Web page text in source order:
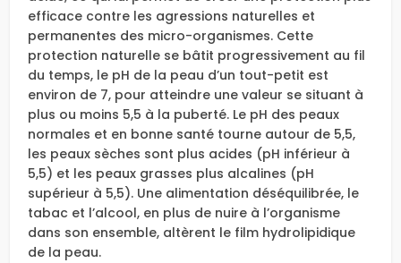
efficace contre les agressions naturelles et
permanentes des micro-organismes. Cette
protection naturelle se bâtit progressivement au fil
du temps, le pH de la peau d’un tout-petit est
environ de 7, pour atteindre une valeur se situant à
plus ou moins 5,5 à la puberté. Le pH des peaux
normales et en bonne santé tourne autour de 5,5,
les peaux sèches sont plus acides (pH inférieur à
5,5) et les peaux grasses plus alcalines (pH
supérieur à 5,5). Une alimentation déséquilibrée, le
tabac et l’alcool, en plus de nuire à l’organisme
dans son ensemble, altèrent le film hydrolipidique
de la peau.